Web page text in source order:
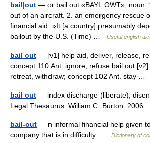
bail|out — or bail out «BAYL OWT», noun.
out of an aircraft. 2. an emergency rescue
financial aid: »It [a country] presumably
bailout by the U.S. (Time) …
Useful english
bail out — [v1] help aid, deliver, release,
concept 110 Ant. ignore, refuse bail out [v2]
retreat, withdraw; concept 102 Ant. stay …
bail out — index discharge (liberate),
Legal Thesaurus. William C. Burton. 2006
bail-out — n informal financial help given
company that is in difficulty …
Dictionary of